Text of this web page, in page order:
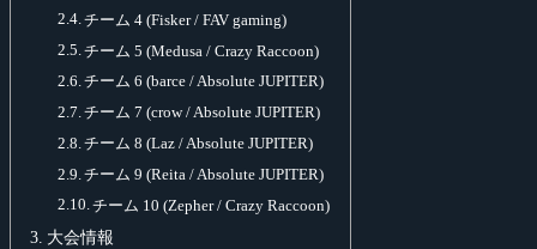
チーム 4 (Fisker / FAV gaming)
チーム 5 (Medusa / Crazy Raccoon)
チーム 6 (barce / Absolute JUPITER)
チーム 7 (crow / Absolute JUPITER)
チーム 8 (Laz / Absolute JUPITER)
チーム 9 (Reita / Absolute JUPITER)
チーム 10 (Zepher / Crazy Raccoon)
大会情報